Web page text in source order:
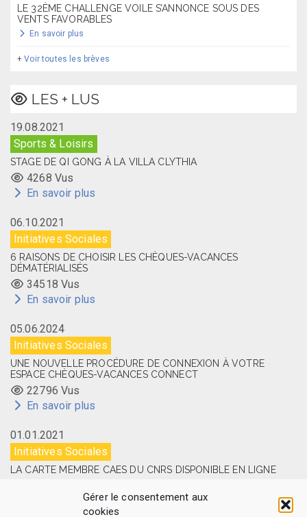
Gérer le consentement aux
cookies
LE 32ÈME CHALLENGE VOILE S’ANNONCE SOUS DES
VENTS FAVORABLES
En savoir plus
+Voir toutes les brèves
LES + LUS
19.08.2021
Sports & Loisirs
STAGE DE QI GONG À LA VILLA CLYTHIA
4268 Vus
En savoir plus
06.10.2021
Initiatives Sociales
6 RAISONS DE CHOISIR LES CHÈQUES-VACANCES
DÉMATÉRIALISÉS
34518 Vus
En savoir plus
05.06.2024
Initiatives Sociales
UNE NOUVELLE PROCÉDURE DE CONNEXION À VOTRE
ESPACE CHÈQUES-VACANCES CONNECT
22796 Vus
En savoir plus
01.01.2021
Initiatives Sociales
LA CARTE MEMBRE CAES DU CNRS DISPONIBLE EN LIGNE
En savoir plus